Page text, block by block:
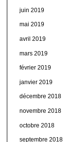
juin 2019
mai 2019
avril 2019
mars 2019
février 2019
janvier 2019
décembre 2018
novembre 2018
octobre 2018
septembre 2018